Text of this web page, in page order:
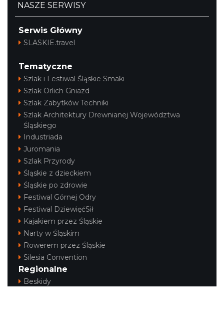
Cieszyn
0.41 km
Cieszyn
0.41 km
0.41 km
NASZE SERWISY
Serwis Główny
SLASKIE.travel
Tematyczne
Szlak i Festiwal Śląskie Smaki
Szlak Orlich Gniazd
Szlak Zabytków Techniki
Szlak Architektury Drewnianej Województwa
Śląskiego
Industriada
Juromania
Szlak Przyrody
Śląskie z dzieckiem
Śląskie po zdrowie
Festiwal Górnej Odry
Festiwal DziewięćSił
Kajakiem przez Śląskie
Narty w Śląskim
Rowerem przez Śląskie
Silesia Convention
Regionalne
Beskidy